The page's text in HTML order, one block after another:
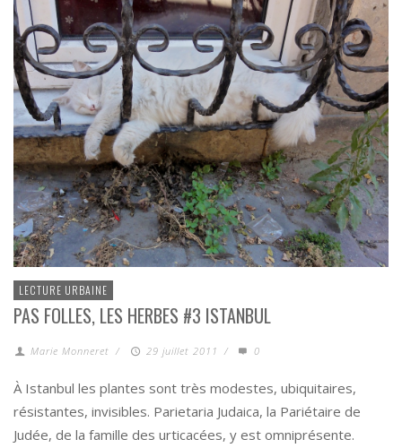
LECTURE URBAINE
PAS FOLLES, LES HERBES #3 ISTANBUL
Marie Monneret / 29 juillet 2011 / 0
À Istanbul les plantes sont très modestes, ubiquitaires,
résistantes, invisibles. Parietaria Judaica, la Pariétaire de
Judée, de la famille des urticacées, y est omniprésente.